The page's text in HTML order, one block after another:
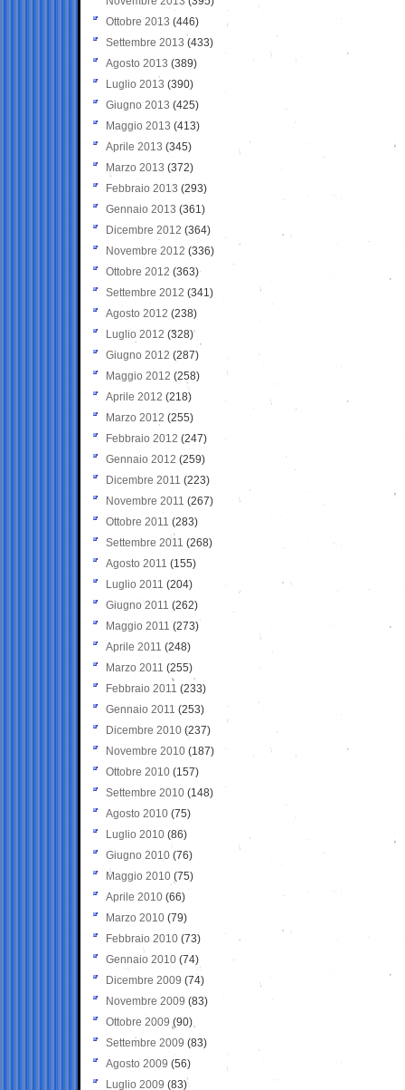
Ottobre 2013 (446)
Settembre 2013 (433)
Agosto 2013 (389)
Luglio 2013 (390)
Giugno 2013 (425)
Maggio 2013 (413)
Aprile 2013 (345)
Marzo 2013 (372)
Febbraio 2013 (293)
Gennaio 2013 (361)
Dicembre 2012 (364)
Novembre 2012 (336)
Ottobre 2012 (363)
Settembre 2012 (341)
Agosto 2012 (238)
Luglio 2012 (328)
Giugno 2012 (287)
Maggio 2012 (258)
Aprile 2012 (218)
Marzo 2012 (255)
Febbraio 2012 (247)
Gennaio 2012 (259)
Dicembre 2011 (223)
Novembre 2011 (267)
Ottobre 2011 (283)
Settembre 2011 (268)
Agosto 2011 (155)
Luglio 2011 (204)
Giugno 2011 (262)
Maggio 2011 (273)
Aprile 2011 (248)
Marzo 2011 (255)
Febbraio 2011 (233)
Gennaio 2011 (253)
Dicembre 2010 (237)
Novembre 2010 (187)
Ottobre 2010 (157)
Settembre 2010 (148)
Agosto 2010 (75)
Luglio 2010 (86)
Giugno 2010 (76)
Maggio 2010 (75)
Aprile 2010 (66)
Marzo 2010 (79)
Febbraio 2010 (73)
Gennaio 2010 (74)
Dicembre 2009 (74)
Novembre 2009 (83)
Ottobre 2009 (90)
Settembre 2009 (83)
Agosto 2009 (56)
Luglio 2009 (83)